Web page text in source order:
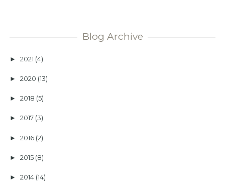
Blog Archive
►2021 (4)
►2020 (13)
►2018 (5)
►2017 (3)
►2016 (2)
►2015 (8)
►2014 (14)